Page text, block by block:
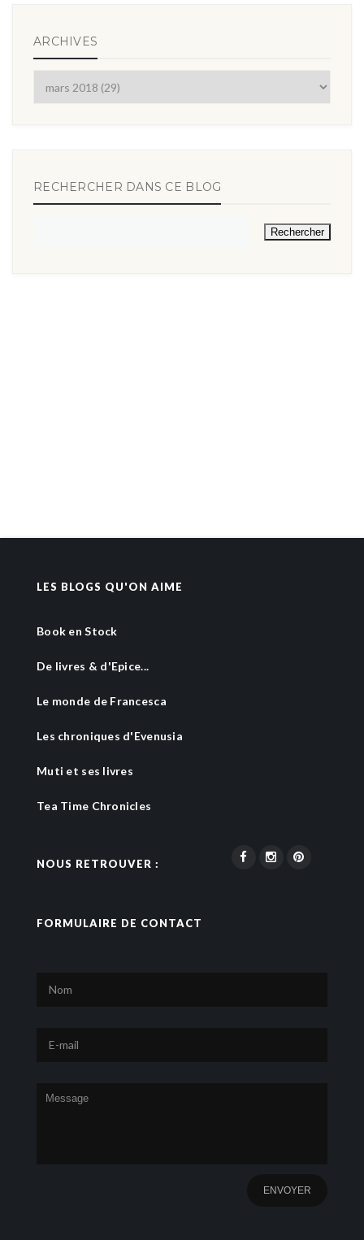
ARCHIVES
RECHERCHER DANS CE BLOG
LES BLOGS QU'ON AIME
Book en Stock
De livres & d'Epice...
Le monde de Francesca
Les chroniques d'Evenusia
Muti et ses livres
Tea Time Chronicles
NOUS RETROUVER :
FORMULAIRE DE CONTACT